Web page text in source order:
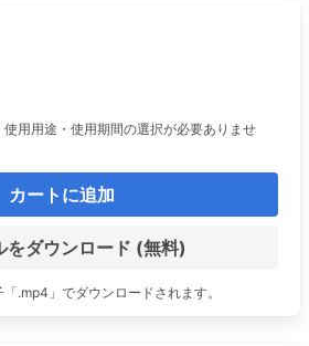
用用途・使用期間の選択が必要ありませ
カートに追加
をダウンロード (無料)
.mp4」でダウンロードされます。